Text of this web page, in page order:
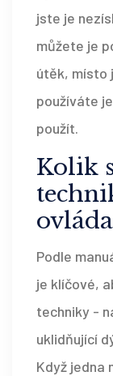
jste je
můžete je
útěk, místo
používáte
použít.
Kolik
Podle
je klíčové,
techniky -
uklidňující
Když jedna